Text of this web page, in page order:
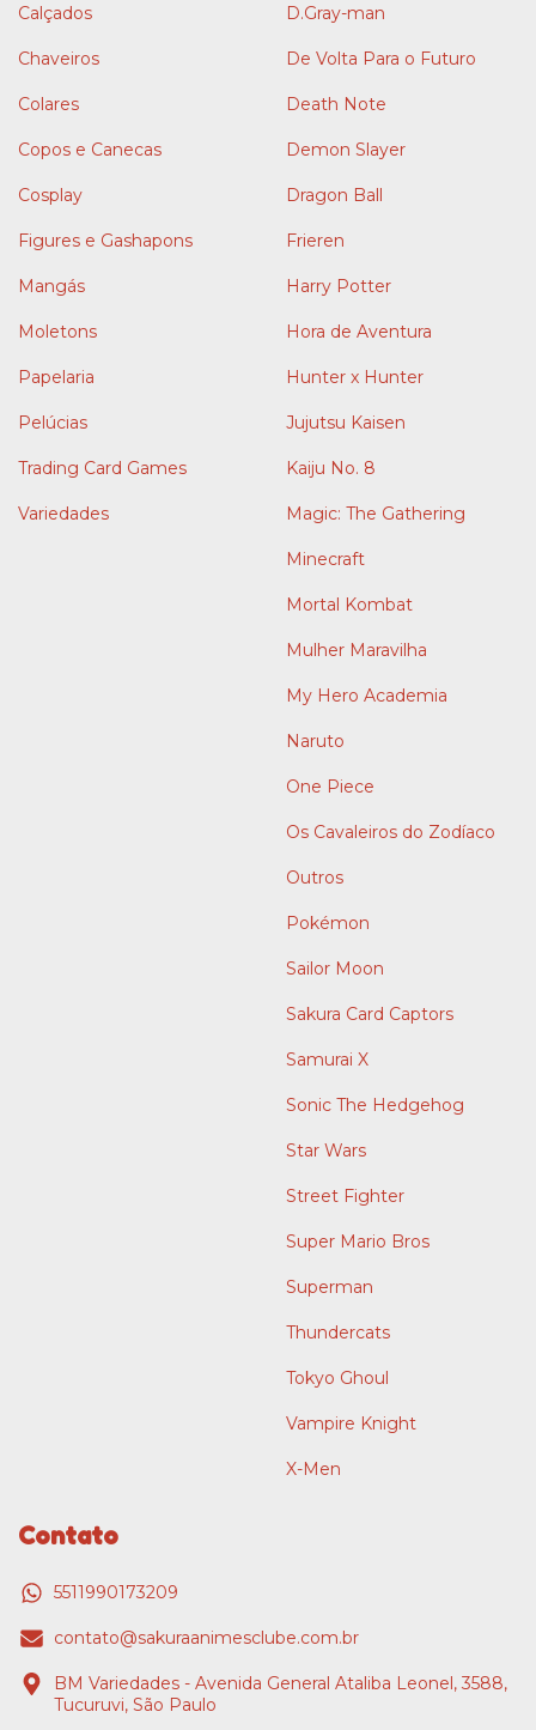
Calçados
Chaveiros
Colares
Copos e Canecas
Cosplay
Figures e Gashapons
Mangás
Moletons
Papelaria
Pelúcias
Trading Card Games
Variedades
D.Gray-man
De Volta Para o Futuro
Death Note
Demon Slayer
Dragon Ball
Frieren
Harry Potter
Hora de Aventura
Hunter x Hunter
Jujutsu Kaisen
Kaiju No. 8
Magic: The Gathering
Minecraft
Mortal Kombat
Mulher Maravilha
My Hero Academia
Naruto
One Piece
Os Cavaleiros do Zodíaco
Outros
Pokémon
Sailor Moon
Sakura Card Captors
Samurai X
Sonic The Hedgehog
Star Wars
Street Fighter
Super Mario Bros
Superman
Thundercats
Tokyo Ghoul
Vampire Knight
X-Men
Contato
5511990173209
contato@sakuraanimesclube.com.br
BM Variedades - Avenida General Ataliba Leonel, 3588,
Tucuruvi, São Paulo